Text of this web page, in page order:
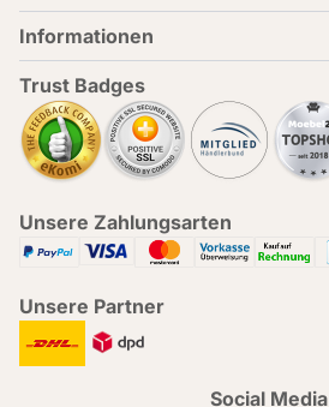
Informationen
Trust Badges
Unsere Zahlungsarten
Unsere Partner
Social Media